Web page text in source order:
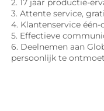
2. 17 jaar productie-
3. Attente service,
4. Klantenservice één-
5. Effectieve
6. Deelnemen aan
persoonlijk te